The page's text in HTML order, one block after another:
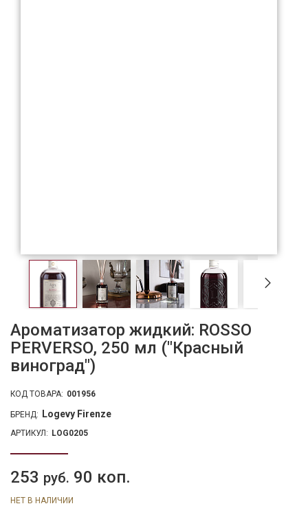
Ароматизатор жидкий: ROSSO
PERVERSO, 250 мл ("Красный
виноград")
КОД ТОВАРА: 001956
БРЕНД: Logevy Firenze
АРТИКУЛ: LOG0205
253 руб. 90 коп.
НЕТ В НАЛИЧИИ